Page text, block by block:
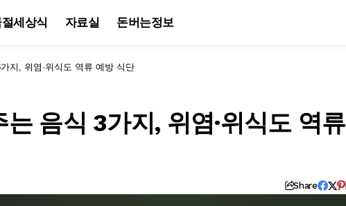
세상식 자료실 돈버는정보
지, 위염·위식도 역류 예방 식단
음식 3가지, 위염·위식도 역류
Share